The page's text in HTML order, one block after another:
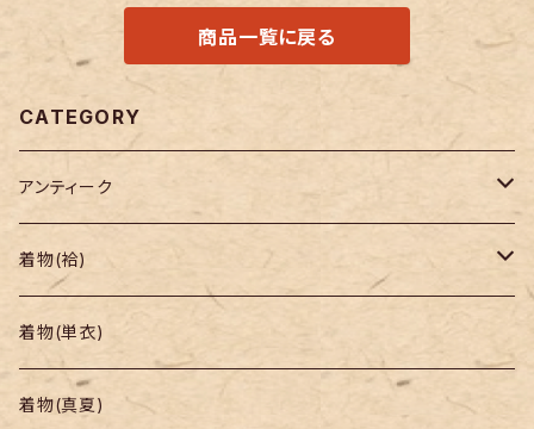
商品一覧に戻る
CATEGORY
アンティーク
着物
帯
羽織り・道行
着物(袷)
小紋
色無地・江戸小紋
着物(単衣)
着物(真夏)